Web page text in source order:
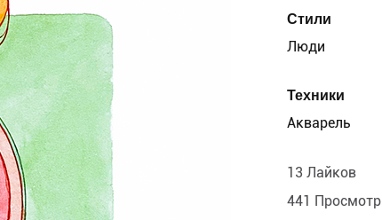
Стили
Люди
Техники
Акварель
13 Лайков
441 Просмотр